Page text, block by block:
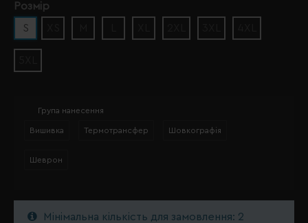
Розмір
S
Група нанесення
Вишивка Термотрансфер Шовкографія
Шеврон
Мінімальна кількість для замовлення: 2